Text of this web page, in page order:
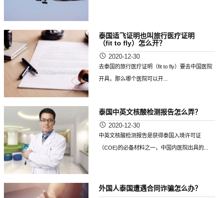
泰国适飞证明也叫旅行医疗证明
（fit to fly）怎么开？
2020-12-30
去泰国的旅行医疗证明（fit to fly）要去中国医院
开具，那么哪个医院可以开...
泰国中英文核酸检测报告怎么弄？
2020-12-30
中英文核酸检测报告是获得泰国入境许可证
（COE)的必备材料之一，中国内医院出具的...
外国人泰国遭遇合同诈骗怎么办？